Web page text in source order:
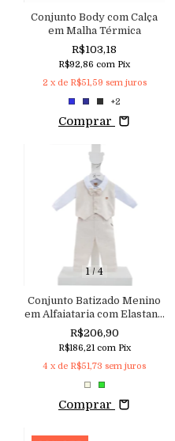
Conjunto Body com Calça
em Malha Térmica
R$103,18
R$92,86 com Pix
2 x de R$51,59 sem juros
+2
Comprar
1/ 4
Conjunto Batizado Menino
em Alfaiataria com Elastano
com Body Colete e Calça
Aconchego
R$206,90
R$186,21 com Pix
4 x de R$51,73 sem juros
Comprar